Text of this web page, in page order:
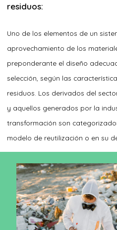
residuos:
Uno de los elementos de un
aprovechamiento de los
preponderante el diseño
selección, según las
residuos. Los derivados del
y aquellos generados por la
transformación son
modelo de reutilización o en su